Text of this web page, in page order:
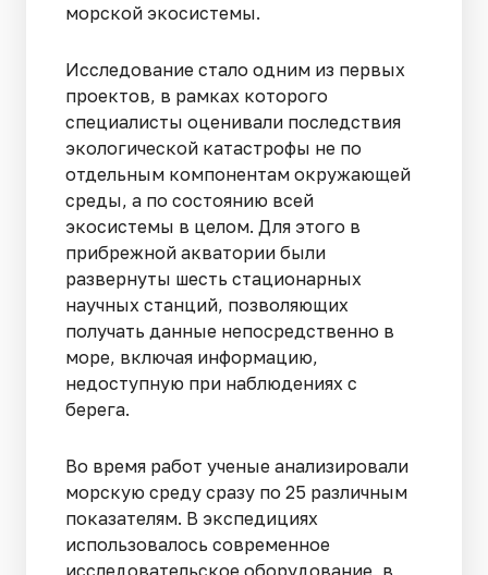
морской экосистемы.
Исследование стало одним из первых
проектов, в рамках которого
специалисты оценивали последствия
экологической катастрофы не по
отдельным компонентам окружающей
среды, а по состоянию всей
экосистемы в целом. Для этого в
прибрежной акватории были
развернуты шесть стационарных
научных станций, позволяющих
получать данные непосредственно в
море, включая информацию,
недоступную при наблюдениях с
берега.
Во время работ ученые анализировали
морскую среду сразу по 25 различным
показателям. В экспедициях
использовалось современное